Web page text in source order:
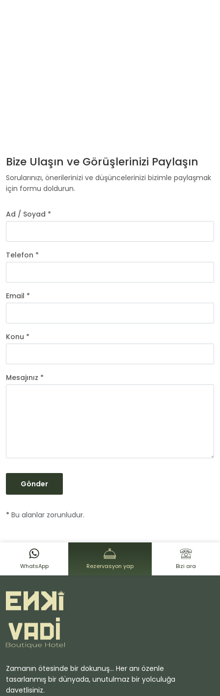
Bize Ulaşın ve Görüşlerinizi Paylaşın
Sorularınızı, önerilerinizi ve düşüncelerinizi bizimle paylaşmak
için formu doldurun.
Ad / Soyad *
Telefon *
Email *
Konu *
Mesajınız *
* Bu alanlar zorunludur.
WhatsApp Rezervasyon yap Bizi ara
Zamanın ötesinde bir dokunuş... Her anı özenle
tasarlanmış bir dünyada, unutulmaz bir yolculuğa
davetlisiniz.